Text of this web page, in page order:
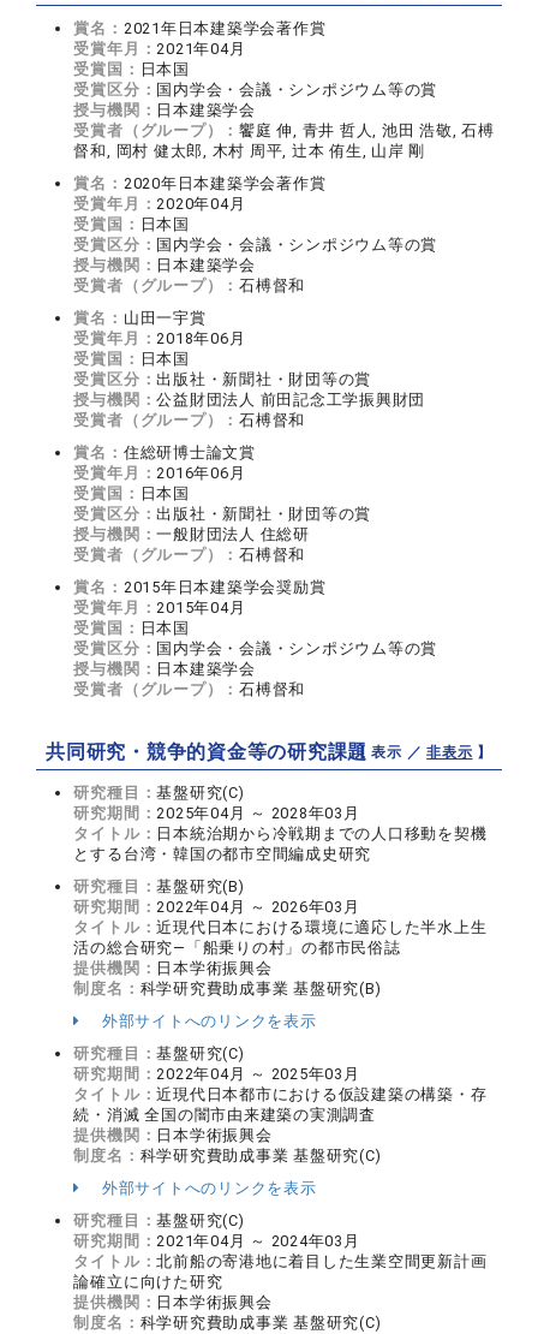
賞名： 2021年日本建築学会著作賞
受賞年月：2021年04月
受賞国： 日本国
受賞区分： 国内学会・会議・シンポジウム等の賞
授与機関： 日本建築学会
受賞者（グループ）：饗庭 伸, 青井 哲人, 池田 浩敬, 石榑
督和, 岡村 健太郎, 木村 周平, 辻本 侑生, 山岸 剛
賞名： 2020年日本建築学会著作賞
受賞年月：2020年04月
受賞国： 日本国
受賞区分： 国内学会・会議・シンポジウム等の賞
授与機関： 日本建築学会
受賞者（グループ）：石榑督和
賞名： 山田一宇賞
受賞年月：2018年06月
受賞国： 日本国
受賞区分：出版社・新聞社・財団等の賞
授与機関：公益財団法人 前田記念工学振興財団
受賞者（グループ）：石榑督和
賞名： 住総研博士論文賞
受賞年月：2016年06月
受賞国： 日本国
受賞区分：出版社・新聞社・財団等の賞
授与機関：一般財団法人 住総研
受賞者（グループ）：石榑督和
賞名： 2015年日本建築学会奨励賞
受賞年月：2015年04月
受賞国： 日本国
受賞区分： 国内学会・会議・シンポジウム等の賞
授与機関： 日本建築学会
受賞者（グループ）：石榑督和
共同研究・競争的資金等の研究課題【 表示 ／非表示 】
研究種目：基盤研究(C)
研究期間：2025年04月 ～ 2028年03月
タイトル： 日本統治期から冷戦期までの人口移動を契機
とする台湾・韓国の都市空間編成史研究
研究種目：基盤研究(B)
研究期間：2022年04月 ～ 2026年03月
タイトル：近現代日本における環境に適応した半水上生
活の総合研究―「船乗りの村」の都市民俗誌
提供機関： 日本学術振興会
制度名： 科学研究費助成事業 基盤研究(B)
外部サイトへのリンクを表示
研究種目：基盤研究(C)
研究期間：2022年04月 ～ 2025年03月
タイトル：近現代日本都市における仮設建築の構築・存
続・消滅 全国の闇市由来建築の実測調査
提供機関： 日本学術振興会
制度名： 科学研究費助成事業 基盤研究(C)
外部サイトへのリンクを表示
研究種目：基盤研究(C)
研究期間：2021年04月 ～ 2024年03月
タイトル：北前船の寄港地に着目した生業空間更新計画
論確立に向けた研究
提供機関： 日本学術振興会
制度名： 科学研究費助成事業 基盤研究(C)